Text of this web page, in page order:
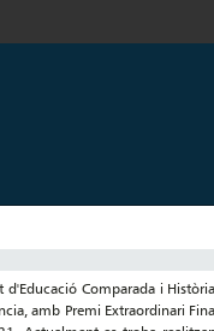
d'Educació Comparada i
amb Premi Extraordinari